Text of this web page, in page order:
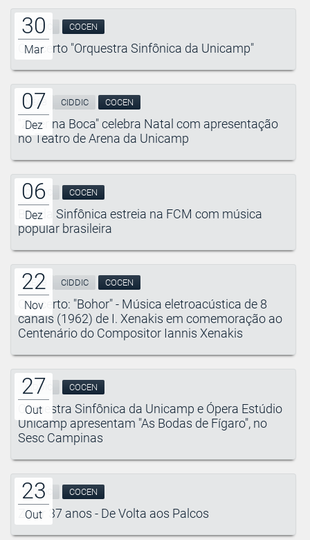
30
Mar
CIDDIC COCEN
Concerto "Orquestra Sinfônica da Unicamp"
07
Dez
NEAB CIDDIC COCEN
"Zíper na Boca" celebra Natal com apresentação
no Teatro de Arena da Unicamp
06
Dez
CIDDIC COCEN
Banda Sinfônica estreia na FCM com música
popular brasileira
22
Nov
NEAB CIDDIC COCEN
Concerto: "Bohor" - Música eletroacústica de 8
canais (1962) de I. Xenakis em comemoração ao
Centenário do Compositor Iannis Xenakis
27
Out
CIDDIC COCEN
Orquestra Sinfônica da Unicamp e Ópera Estúdio
Unicamp apresentam "As Bodas de Fígaro", no
Sesc Campinas
23
Out
CIDDIC COCEN
Zíper 37 anos - De Volta aos Palcos